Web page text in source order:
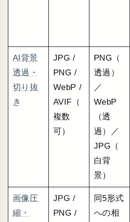
AI背景
透過・
切り抜
き
JPG /
PNG /
WebP /
AVIF（
複数
可）
PNG（
透過）
／
WebP
（透
過）／
JPG（
白背
景）
画像圧
縮・
JPG /
PNG /
同5形式
への相